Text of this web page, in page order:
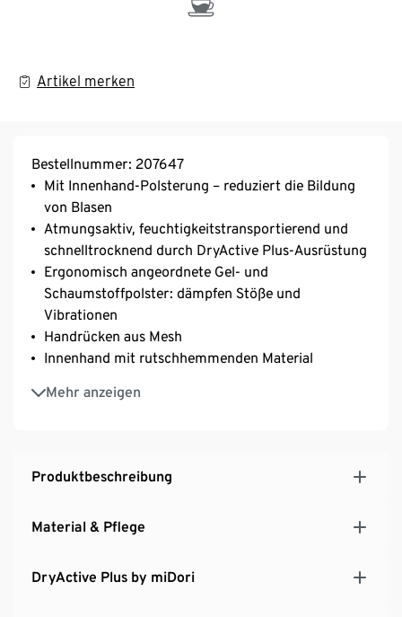
Artikel merken
Bestellnummer: 207647
Mit Innenhand-Polsterung – reduziert die Bildung
von Blasen
Atmungsaktiv, feuchtigkeitstransportierend und
schnelltrocknend durch DryActive Plus-Ausrüstung
Ergonomisch angeordnete Gel- und
Schaumstoffpolster: dämpfen Stöße und
Vibrationen
Handrücken aus Mesh
Innenhand mit rutschhemmenden Material
Mehr anzeigen
Klettverschluss zur Weitenregulierung
Mit Markenelasthan: formbeständig, perfekter Sitz,
Unisex
Produktbeschreibung
Material & Pflege
DryActive Plus by miDori